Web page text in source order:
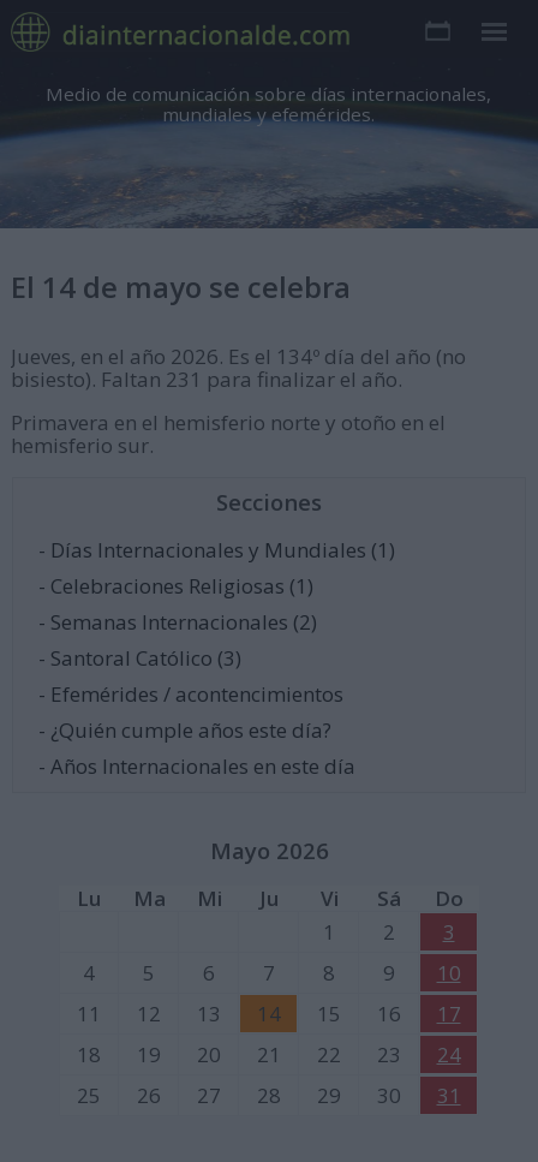
Medio de comunicación sobre días internacionales,
mundiales y efemérides.
El 14 de mayo se celebra
Jueves, en el año 2026. Es el 134º día del año (no
bisiesto). Faltan 231 para finalizar el año.
Primavera en el hemisferio norte y otoño en el
hemisferio sur.
Secciones
- Días Internacionales y Mundiales (1)
- Celebraciones Religiosas (1)
- Semanas Internacionales (2)
- Santoral Católico (3)
- Efemérides / acontencimientos
- ¿Quién cumple años este día?
- Años Internacionales en este día
Mayo 2026
Lu Ma Mi Ju Vi Sá
Do
1
2
3
4
5 6 7 8 9
10
11
12 13 14 15 16
17
18
19 20 21 22 23
24
25
26 27 28 29 30 31